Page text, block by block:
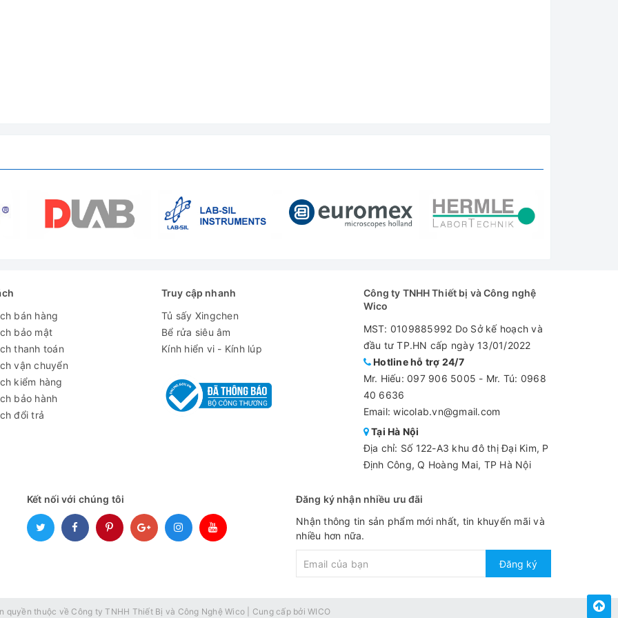
LabTM
LCD TFT
kết nối PC
tải trọng lên đến 16kg mỗi giá
bán hàng
bảo mật
thanh toán
vận chuyển
kiểm hàng
bảo hành
đổi trả
Truy cập nhanh
Tủ sấy Xingchen
Bể rửa siêu âm
Kính hiển vi - Kính lúp
Công ty TNHH Thiết bị và Công nghệ
Wico
MST: 0109885992 Do Sở kế hoạch và
đầu tư TP.HN cấp ngày 13/01/2022
Hotline hỗ trợ 24/7
Mr. Hiếu: 097 906 5005 - Mr. Tú: 0968
40 6636
Email: wicolab.vn@gmail.com
Tại Hà Nội
Địa chỉ: Số 122-A3 khu đô thị Đại Kim, P
Định Công, Q Hoàng Mai, TP Hà Nội
Kết nối với chúng tôi
Đăng ký nhận nhiều ưu đãi
Nhận thông tin sản phẩm mới nhất, tin khuyến mãi và
nhiều hơn nữa.
Đăng ký
quyền thuộc về Công ty TNHH Thiết Bị và Công Nghệ Wico Cung cấp bởi WICO